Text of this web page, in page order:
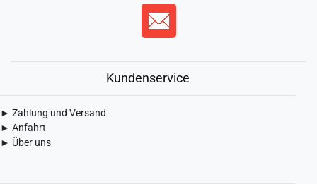
Kundenservice
► Zahlung und Versand
► Anfahrt
► Über uns